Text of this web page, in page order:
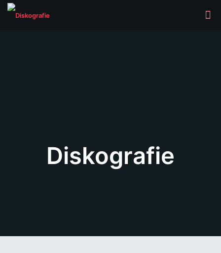
Diskografie